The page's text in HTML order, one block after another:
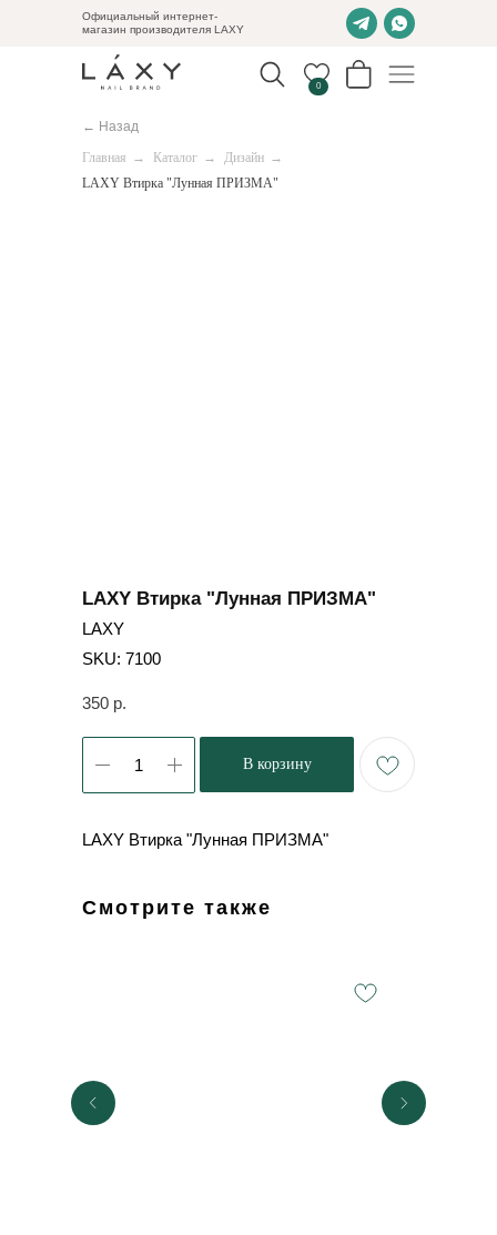
Официальный интернет-
магазин производителя LAXY
0
← Назад
Главная → Каталог → Дизайн →
LAXY Втирка "Лунная ПРИЗМА"
LAXY Втирка "Лунная ПРИЗМА"
LAXY
SKU: 7100
350 р.
В корзину
LAXY Втирка "Лунная ПРИЗМА"
Смотрите также